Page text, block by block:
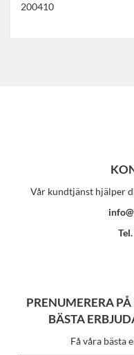
200410
Vår kundtjänst hjälper
PRENUMERERA
BÄSTA
Få våra bästa